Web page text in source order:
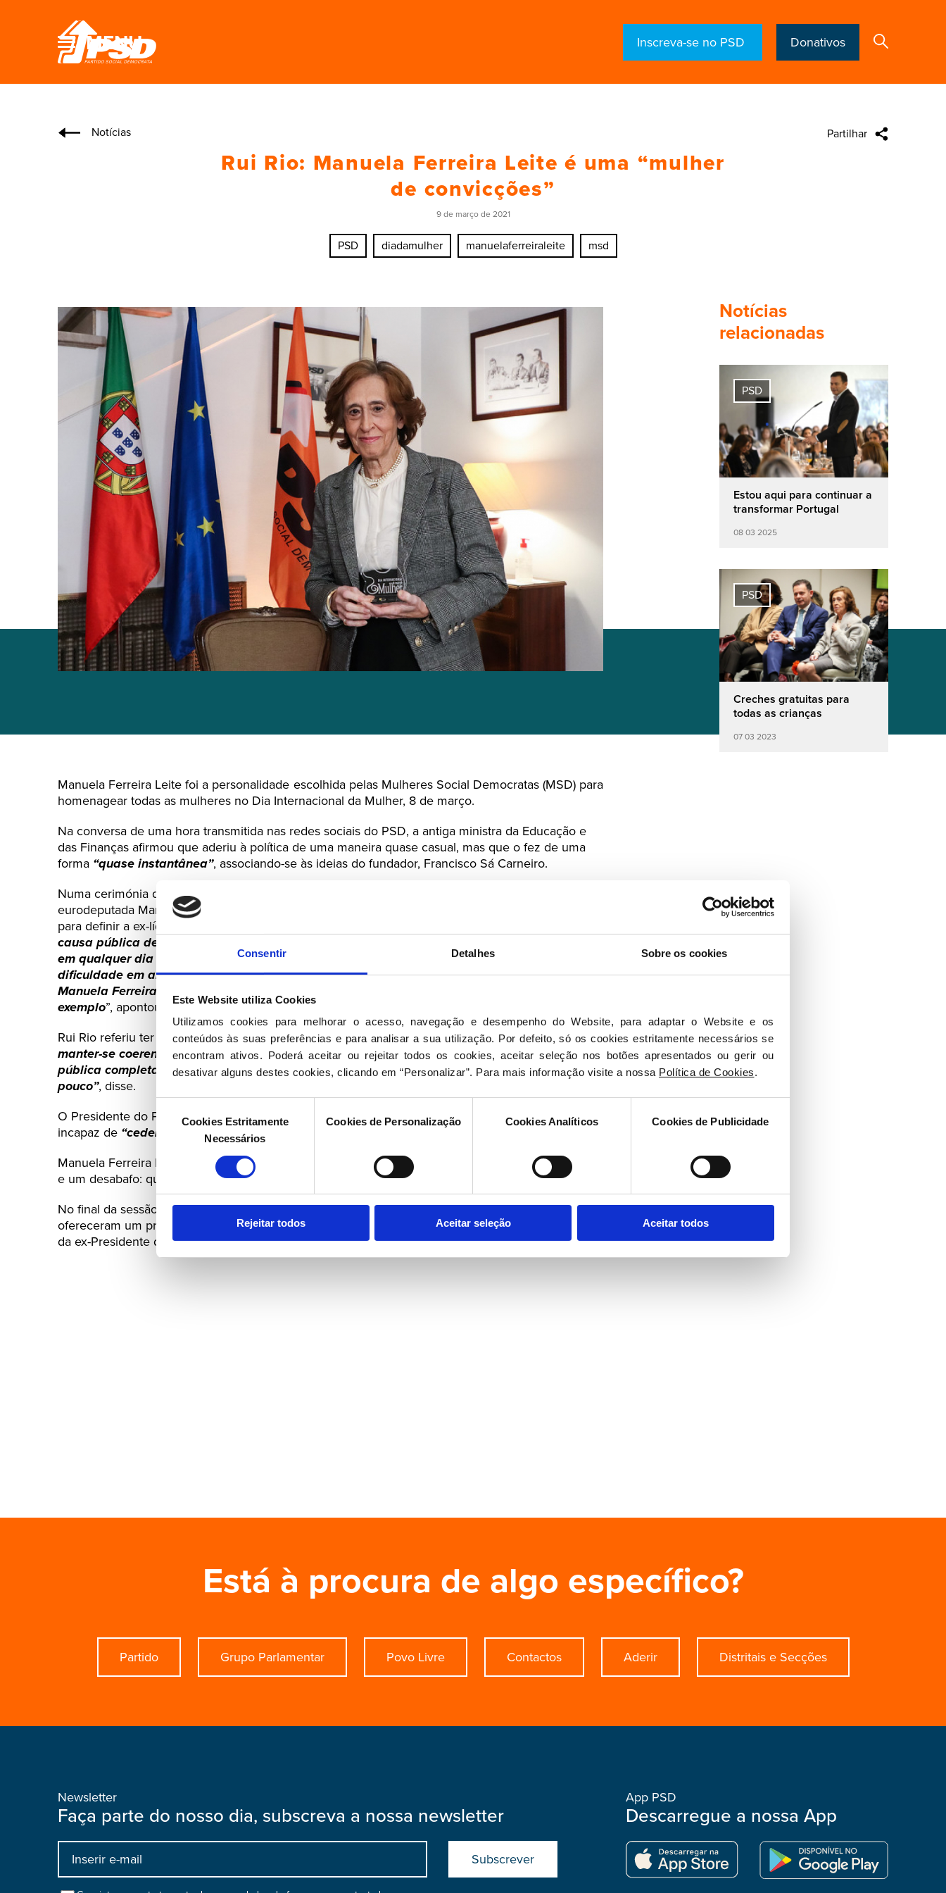
Consentir Detalhes Sobre os cookies
Este Website utiliza Cookies
Utilizamos cookies para melhorar o acesso, navegação e desempenho do Website, para adaptar o Website e os
conteúdos às suas preferências e para analisar a sua utilização. Por defeito, só os cookies estritamente necessários se
encontram ativos. Poderá aceitar ou rejeitar todos os cookies, aceitar seleção nos botões apresentados ou gerir ou
desativar alguns destes cookies, clicando em “Personalizar”. Para mais informação visite a nossa Política de Cookies.
consentimento
Cookies Estritamente
Necessários
Cookies de Personalização Cookies Analíticos Cookies de Publicidade
Rejeitar todos Aceitar seleção Aceitar todos
MENU Inscreva-se no PSD Donativos
Notícias Partilhar
Rui Rio: Manuela Ferreira Leite é uma “mulher
de convicções”
9 de março de 2021
PSD diadamulher manuelaferreiraleite msd
Notícias
relacionadas
PSD
Estou aqui para continuar a
transformar Portugal
08 03 2025
PSD
Creches gratuitas para
todas as crianças
07 03 2023
Manuela Ferreira Leite foi a personalidade escolhida pelas Mulheres Social Democratas (MSD) para
homenagear todas as mulheres no Dia Internacional da Mulher, 8 de março.
Na conversa de uma hora transmitida nas redes sociais do PSD, a antiga ministra da Educação e
das Finanças afirmou que aderiu à política de uma maneira quase casual, mas que o fez de uma
forma “quase instantânea”, associando-se às ideias do fundador, Francisco Sá Carneiro.
Numa cerimónia que juntou representantes das MSD de todos os distritos do País (e ainda a
eurodeputada Maria da Graça Carvalho), e em que todas as mulheres escolheram uma palavra
para definir a ex-líder do PSD, Rui Rio elogiou Manuela Ferreira Leite como
causa pública de forma desinteressada”,
em qualquer dia do ano”. “Em particular no Dia da Mulher, quando nós temos tanta
dificuldade em arranjar mulheres para a política, mostrar um exemplo como o da dra.
Manuela Ferreira Leite obviamente que é cativar as mulheres para a política, é dar um bom
exemplo”, apontou.
Rui Rio referiu ter visto muitas vezes Manuela Ferreira Leite a“preferir comprar uma guerra, mas
manter-se coerente e de bem consigo mesmo”. “É uma pessoa que sempre esteve na vida
pública completamente desinteressada, os aspetos de ordem material interessam-lhe
pouco”, disse.
O Presidente do PSD considera que Manuela Ferreira Leite é uma“mulher de convicções”e
incapaz de “ceder aos seus princípios”. “A dra. deve estar muito de bem consigo”
Manuela Ferreira Leite deixou um desejo –
“voltar a ver o PSD à frente dos destinos do país”
e um desabafo: que nunca quis ser igual aos homens.
No final da sessão, Lina Lopes, das MSD, e Isabel Meirelles, da Comissão Política Nacional do PSD,
ofereceram um presente a Manuela Ferreira Leite (uma peça em vidro com o rosto representado
da ex-Presidente do PSD).
Está à procura de algo específico?
Partido Grupo Parlamentar Povo Livre Contactos Aderir Distritais e Secções
Newsletter
Faça parte do nosso dia, subscreva a nossa newsletter
Input
bootstrap
Submit
boostrap
App PSD
Descarregue a nossa App